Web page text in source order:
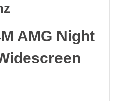
AMG Night